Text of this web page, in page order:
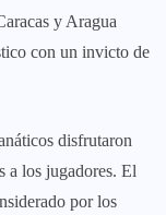
y Aragua
con un invicto de
disfrutaron
a los jugadores. El
por los